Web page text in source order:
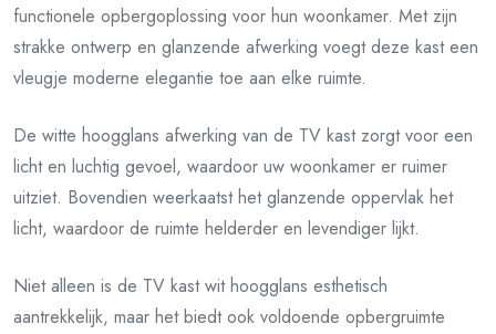
functionele opbergoplossing voor hun woonkamer. Met zijn
strakke ontwerp en glanzende afwerking voegt deze kast een
vleugje moderne elegantie toe aan elke ruimte.
De witte hoogglans afwerking van de TV kast zorgt voor een
licht en luchtig gevoel, waardoor uw woonkamer er ruimer
uitziet. Bovendien weerkaatst het glanzende oppervlak het
licht, waardoor de ruimte helderder en levendiger lijkt.
Niet alleen is de TV kast wit hoogglans esthetisch
aantrekkelijk, maar het biedt ook voldoende opbergruimte